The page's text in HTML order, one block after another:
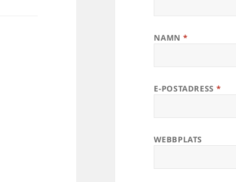
NAMN *
E-POSTADRESS *
WEBBPLATS